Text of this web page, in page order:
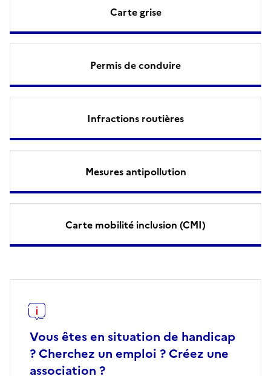
Carte grise
Permis de conduire
Infractions routières
Mesures antipollution
Carte mobilité inclusion (CMI)
Vous êtes en situation de handicap
? Cherchez un emploi ? Créez une
association ?